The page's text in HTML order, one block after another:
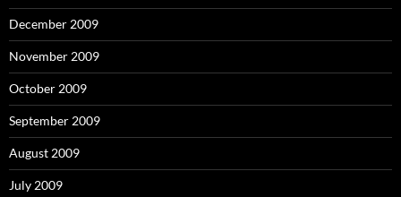
December 2009
November 2009
October 2009
September 2009
August 2009
July 2009